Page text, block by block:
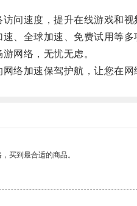
速度，提升在线游戏和视
全球加速、免费试用等多
网络，无忧无虑。
加速保驾护航，让您在网
买到最合适的商品。